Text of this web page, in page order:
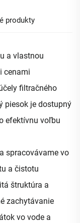
produkty
a vlastnou
cenami
filtračného
piesok je dostupný
efektívnu voľbu
spracovávame vo
a čistotu
štruktúra a
zachytávanie
vo vode a